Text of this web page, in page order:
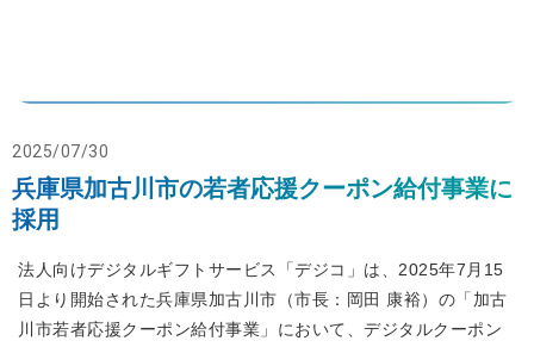
2025/07/30
兵庫県加古川市の若者応援クーポン給付事業に
採用
法人向けデジタルギフトサービス「デジコ」は、2025年7月15
日より開始された兵庫県加古川市（市長：岡田 康裕）の「加古
川市若者応援クーポン給付事業」において、デジタルクーポン